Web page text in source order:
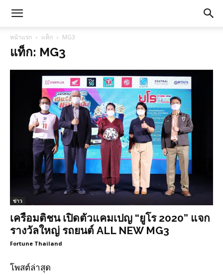
หน้าแรก แท็ก MG3
แท็ก: MG3
ข่าว
เครือมติชน เปิดตัวแคมเปญ “ยูโร 2020” แจก
รางวัลใหญ่ รถยนต์ ALL NEW MG3
Fortune Thailand
โพสต์ล่าสุด